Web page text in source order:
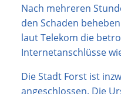
Nach mehreren
den Schaden
laut Telekom die
Internetanschlüsse
Die Stadt Forst ist
angeschlossen. Die